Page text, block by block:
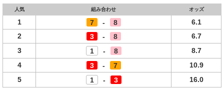
人気 組み合わせ オッズ
1 7 - 8
6.1
2
3 - 8
6.7
3
1 - 8
8.7
4
3 - 7
10.9
5
1 - 3 16.0